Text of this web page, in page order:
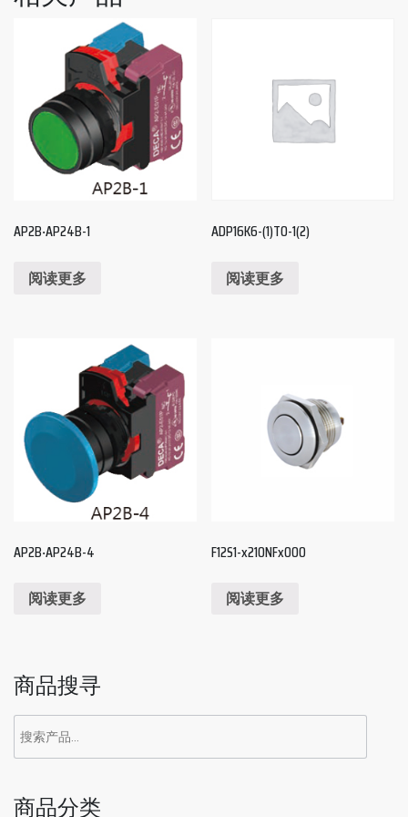
AP2B‧AP24B-1
阅读更多
ADP16K6-(1)T0-1(2)
阅读更多
AP2B‧AP24B-4
阅读更多
F12S1-x210NFx000
阅读更多
商品搜寻
商品分类